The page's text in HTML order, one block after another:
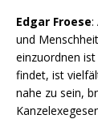
Edgar Froese:
und
einzuordnen
findet, ist
nahe zu sein,